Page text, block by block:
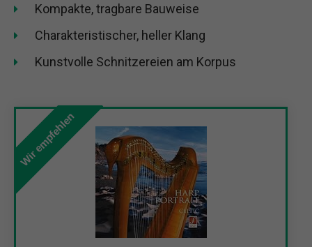
Kompakte, tragbare Bauweise
Charakteristischer, heller Klang
Kunstvolle Schnitzereien am Korpus
Wir empfehlen